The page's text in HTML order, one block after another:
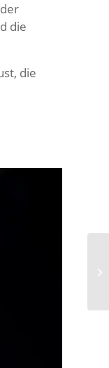
die
die